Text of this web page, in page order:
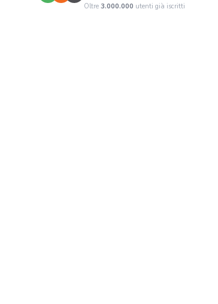
Oltre 3.000.000 utenti già iscritti